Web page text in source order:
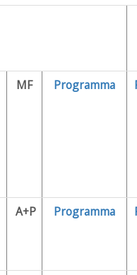
MF Programma
A+P Programma